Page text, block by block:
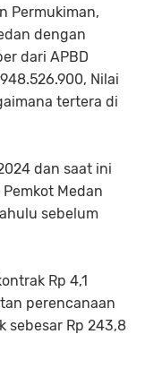
Permukiman,
dengan
dari APBD
Nilai
tertera di
dan saat ini
Medan
sebelum
Rp 4,1
perencanaan
sebesar Rp 243,8